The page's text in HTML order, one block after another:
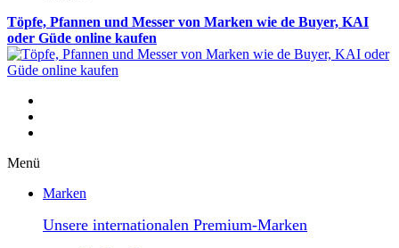
Töpfe, Pfannen und Messer von Marken wie de Buyer, KAI
oder Güde online kaufen
Menü
Marken
Unsere internationalen Premium-Marken